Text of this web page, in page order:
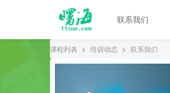
联系我们
课程列表 > 培训动态 > 联系我们